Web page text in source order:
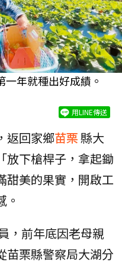
年就種出好成績。
用LINE傳送
返回家鄉苗栗縣大
放下槍桿子，拿起鋤
甜美的果實，開啟工
。
，前年底因老母親
苗栗縣警察局大湖分